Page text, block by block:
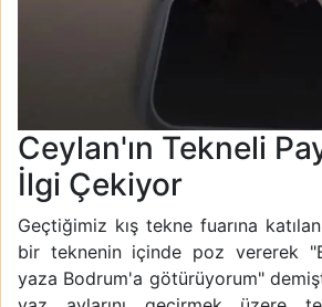
Ceylan'ın Tekneli
İlgi Çekiyor
Geçtiğimiz kış tekne fuarına
bir teknenin içinde poz vererek
yaza Bodrum'a götürüyorum"